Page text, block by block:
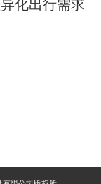
化出行需求